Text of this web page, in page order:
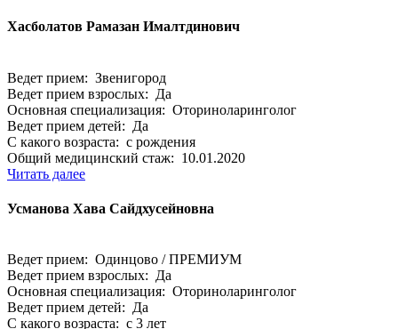
Хасболатов Рамазан Ималтдинович
Ведет прием: Звенигород
Ведет прием взрослых: Да
Основная специализация: Оториноларинголог
Ведет прием детей: Да
С какого возраста: с рождения
Общий медицинский стаж: 10.01.2020
Читать далее
Усманова Хава Сайдхусейновна
Ведет прием: Одинцово / ПРЕМИУМ
Ведет прием взрослых: Да
Основная специализация: Оториноларинголог
Ведет прием детей: Да
С какого возраста: с 3 лет